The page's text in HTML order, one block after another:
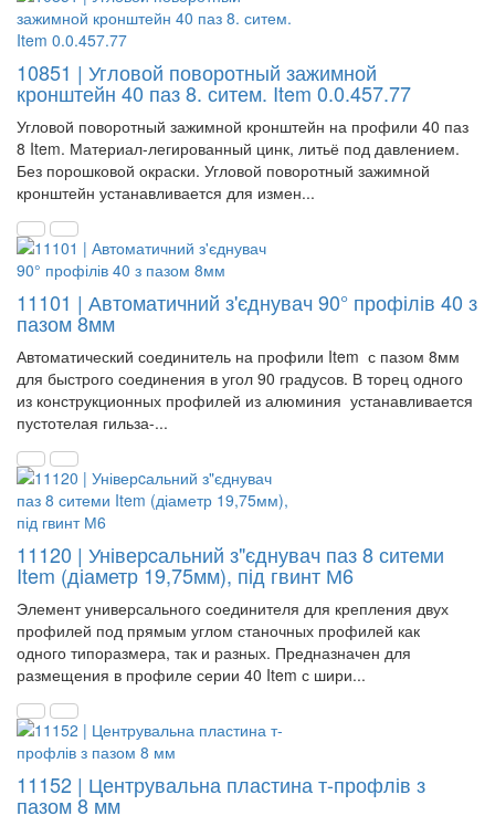
10851 | Угловой поворотный зажимной
кронштейн 40 паз 8. ситем. Item 0.0.457.77
Угловой поворотный зажимной кронштейн на профили 40 паз
8 Item. Материал-легированный цинк, литьё под давлением.
Без порошковой окраски. Угловой поворотный зажимной
кронштейн устанавливается для измен...
11101 | Автоматичний з'єднувач 90° профілів 40 з
пазом 8мм
Автоматический соединитель на профили Item с пазом 8мм
для быстрого соединения в угол 90 градусов. В торец одного
из конструкционных профилей из алюминия устанавливается
пустотелая гильза-...
11120 | Універcальний з"єднувач паз 8 ситеми
Item (діаметр 19,75мм), під гвинт М6
Элемент универсального соединителя для крепления двух
профилей под прямым углом станочных профилей как
одного типоразмера, так и разных. Предназначен для
размещения в профиле серии 40 Item с шири...
11152 | Центрувальна пластина т-профлів з
пазом 8 мм